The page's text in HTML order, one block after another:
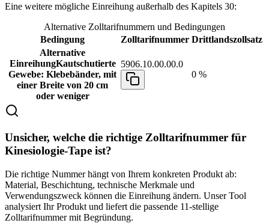
Eine weitere mögliche Einreihung außerhalb des Kapitels 30:
Alternative Zolltarifnummern und Bedingungen
Bedingung
Zolltarifnummer Drittlandszollsatz
Alternative
EinreihungKautschutierte
Gewebe: Klebebänder, mit
einer Breite von 20 cm
oder weniger
5906.10.00.00.0
0 %
Unsicher, welche die richtige Zolltarifnummer für
Kinesiologie-Tape ist?
Die richtige Nummer hängt von Ihrem konkreten Produkt ab:
Material, Beschichtung, technische Merkmale und
Verwendungszweck können die Einreihung ändern. Unser Tool
analysiert Ihr Produkt und liefert die passende 11-stellige
Zolltarifnummer mit Begründung.